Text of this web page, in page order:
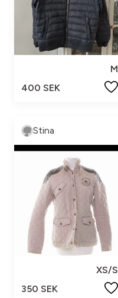
M
400 SEK
Stina
XS/S
350 SEK